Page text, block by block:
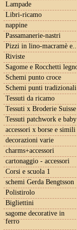
Lampade
Libri-ricamo
nappine
Passamanerie-nastri
Pizzi in lino-macramè e..
Riviste
Sagome e Rocchetti
Schemi punto croce
Schemi punti tradizionali
Tessuti da ricamo
Tessuti x Broderie Suisse
Tessuti patchwork e baby
accessori x borse e simili
decorazioni varie
charms+accessori
cartonaggio - accessori
Corsi e scuola 1
schemi Gerda Bengtsson
Polistirolo
Bigliettini
sagome decorative in
ferro